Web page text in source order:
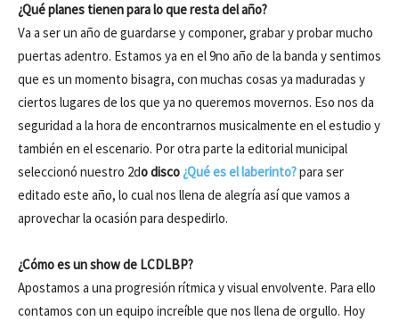
¿Qué planes tienen para lo que resta del año?
Va a ser un año de guardarse y componer, grabar y probar mucho
puertas adentro. Estamos ya en el 9no año de la banda y sentimos
que es un momento bisagra, con muchas cosas ya maduradas y
ciertos lugares de los que ya no queremos movernos. Eso nos da
seguridad a la hora de encontrarnos musicalmente en el estudio y
también en el escenario. Por otra parte la editorial municipal
seleccionó nuestro 2do disco¿Qué es el laberinto?para ser
editado este año, lo cual nos llena de alegría así que vamos a
aprovechar la ocasión para despedirlo.
¿Cómo es un show de LCDLBP?
Apostamos a una progresión rítmica y visual envolvente. Para ello
contamos con un equipo increíble que nos llena de orgullo. Hoy